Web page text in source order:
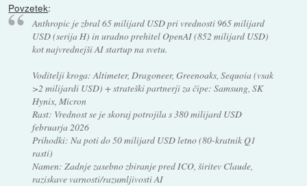
Povzetek:
Anthropic je zbral 65 milijard USD pri vrednosti 965 milijard
USD (serija H) in uradno prehitel OpenAI (852 milijard USD)
kot najvrednejši AI startup na svetu.
Voditelji kroga: Altimeter, Dragoneer, Greenoaks, Sequoia (vsak
>2 milijardi USD) + strateški partnerji za čipe: Samsung, SK
Hynix, Micron
Rast: Vrednost se je skoraj potrojila s 380 milijard USD
februarja 2026
Prihodki: Na poti do 50 milijard USD letno (80-kratnik Q1
rasti)
Namen: Zadnje zasebno zbiranje pred ICO, širitev Claude,
raziskave varnosti/razumljivosti AI